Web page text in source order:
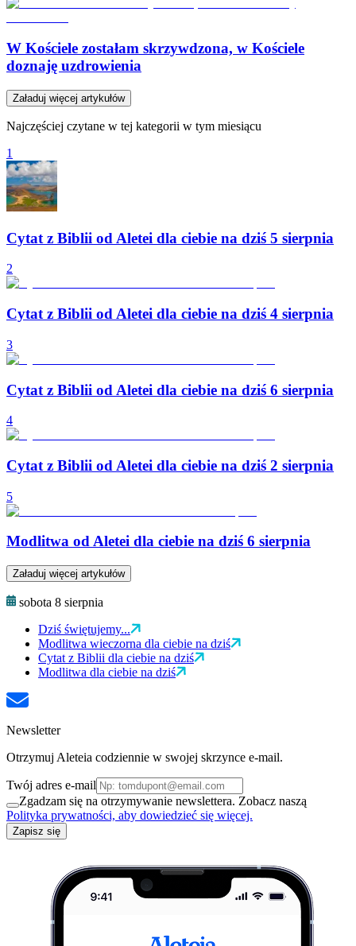
W Kościele zostałam skrzywdzona, w Kościele
doznaję uzdrowienia
Załaduj więcej artykułów
Najczęściej czytane w tej kategorii w tym miesiącu
1
Cytat z Biblii od Aletei dla ciebie na dziś 5 sierpnia
2
Cytat z Biblii od Aletei dla ciebie na dziś 4 sierpnia
3
Cytat z Biblii od Aletei dla ciebie na dziś 6 sierpnia
4
Cytat z Biblii od Aletei dla ciebie na dziś 2 sierpnia
5
Modlitwa od Aletei dla ciebie na dziś 6 sierpnia
Załaduj więcej artykułów
sobota 8 sierpnia
Dziś świętujemy...
Modlitwa wieczorna dla ciebie na dziś
Cytat z Biblii dla ciebie na dziś
Modlitwa dla ciebie na dziś
Newsletter
Otrzymuj Aleteia codziennie w swojej skrzynce e-mail.
Twój adres e-mail
Zgadzam się na otrzymywanie newslettera. Zobacz naszą
Polityka prywatności, aby dowiedzieć się więcej.
Zapisz się